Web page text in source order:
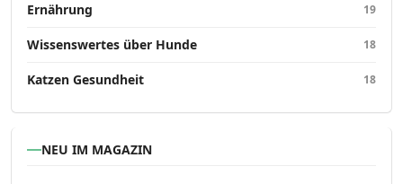
Ernährung 19
Wissenswertes über Hunde 18
Katzen Gesundheit 18
NEU IM MAGAZIN